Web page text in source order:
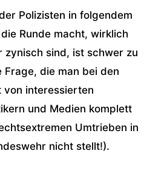
Polizisten in folgendem
Runde macht, wirklich
zynisch sind, ist schwer zu
die man bei den
von interessierten
und Medien komplett
Umtrieben in
nicht stellt!).